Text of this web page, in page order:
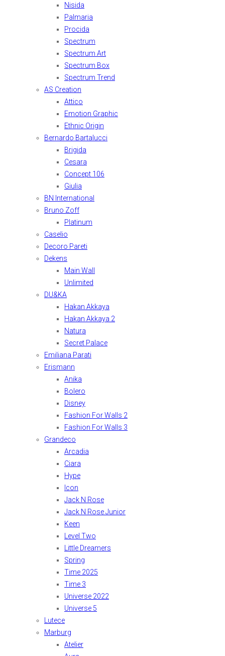
Nisida
Palmaria
Procida
Spectrum
Spectrum Art
Spectrum Box
Spectrum Trend
AS Creation
Attico
Emotion Graphic
Ethnic Origin
Bernardo Bartalucci
Brigida
Cesara
Concept 106
Giulia
BN International
Bruno Zoff
Platinum
Caselio
Decoro Pareti
Dekens
Main Wall
Unlimited
DU&KA
Hakan Akkaya
Hakan Akkaya 2
Natura
Secret Palace
Emiliana Parati
Erismann
Anika
Bolero
Disney
Fashion For Walls 2
Fashion For Walls 3
Grandeco
Arcadia
Ciara
Hype
Icon
Jack N Rose
Jack N Rose Junior
Keen
Level Two
Little Dreamers
Spring
Time 2025
Time 3
Universe 2022
Universe 5
Lutece
Marburg
Atelier